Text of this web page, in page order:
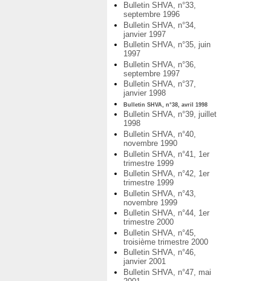
Bulletin SHVA, n°33,
septembre 1996
Bulletin SHVA, n°34,
janvier 1997
Bulletin SHVA, n°35, juin
1997
Bulletin SHVA, n°36,
septembre 1997
Bulletin SHVA, n°37,
janvier 1998
Bulletin SHVA, n°38, avril 1998
Bulletin SHVA, n°39, juillet
1998
Bulletin SHVA, n°40,
novembre 1990
Bulletin SHVA, n°41, 1er
trimestre 1999
Bulletin SHVA, n°42, 1er
trimestre 1999
Bulletin SHVA, n°43,
novembre 1999
Bulletin SHVA, n°44, 1er
trimestre 2000
Bulletin SHVA, n°45,
troisième trimestre 2000
Bulletin SHVA, n°46,
janvier 2001
Bulletin SHVA, n°47, mai